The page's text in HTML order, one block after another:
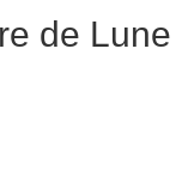
de Lune